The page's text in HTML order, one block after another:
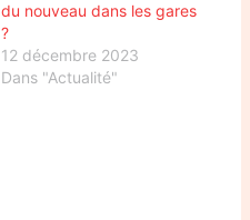
du nouveau dans les gares
?
12 décembre 2023
Dans "Actualité"